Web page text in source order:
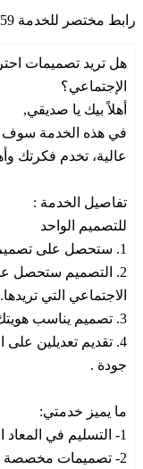
رابط مختصر للخدمة
هل تريد تصميمات
الإجتماعي؟
أهلاً بيك يا صديقي,
في هذه الخدمة سوف
عالية، تخدم فكرتك
تفاصيل الخدمة :
للتصميم الواحد
1. ستحصل على تصميم احترافي بصيغة png ,Jpeg
2. التصميم ستحصل
الاجتماعي التي تريدها.
3. تصميم يناسب هويتك التجارية، و جذاب للجمهور المستهدف .
4. تقديم تعديلين
جودة .
ما يميز خدمتي:
1- التسليم في المعاد المحدد.
2- تصميمات مخصصة حسب متطلبات العلامة التجارية.